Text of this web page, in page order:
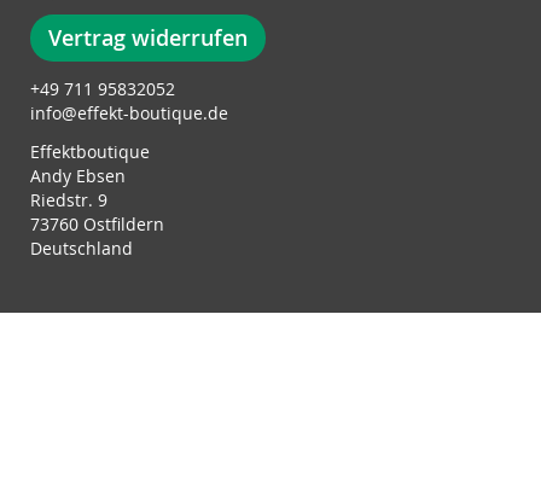
Vertrag widerrufen
+49 711 95832052
info@effekt-boutique.de
Effektboutique
Andy Ebsen
Riedstr. 9
73760 Ostfildern
Deutschland